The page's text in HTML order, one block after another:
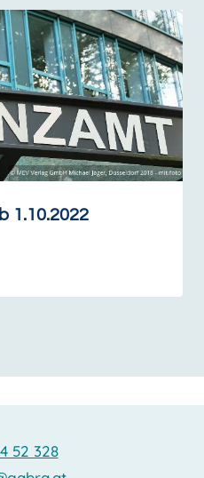
1.10.2022
52 328